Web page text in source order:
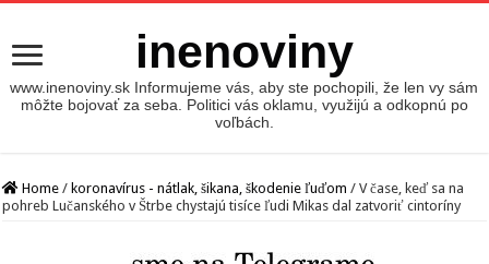
inenoviny
www.inenoviny.sk Informujeme vás, aby ste pochopili, že len vy sám
môžte bojovať za seba. Politici vás oklamu, využijú a odkopnú po
voľbách.
Home / koronavírus - nátlak, šikana, škodenie ľuďom / V čase, keď sa na
pohreb Lučanského v Štrbe chystajú tisíce ľudi Mikas dal zatvoriť cintoríny